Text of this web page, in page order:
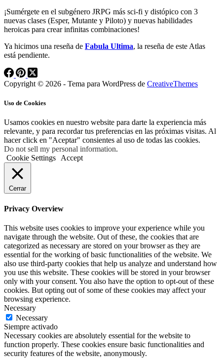
¡Sumérgete en el subgénero JRPG más sci-fi y distópico con 3
nuevas clases (Esper, Mutante y Piloto) y nuevas habilidades
heroicas para crear infinitas combinaciones!
Ya hicimos una reseña de Fabula Ultima, la reseña de este Atlas
está pendiente.
Copyright © 2026 - Tema para WordPress de CreativeThemes
Uso de Cookies
Usamos cookies en nuestro website para darte la experiencia más
relevante, y para recordar tus preferencias en las próximas visitas. Al
hacer click en "Aceptar" consientes al uso de todas las cookies.
Do not sell my personal information.
Cookie Settings Accept
Cerrar
Privacy Overview
This website uses cookies to improve your experience while you
navigate through the website. Out of these, the cookies that are
categorized as necessary are stored on your browser as they are
essential for the working of basic functionalities of the website. We
also use third-party cookies that help us analyze and understand how
you use this website. These cookies will be stored in your browser
only with your consent. You also have the option to opt-out of these
cookies. But opting out of some of these cookies may affect your
browsing experience.
Necessary
Necessary
Siempre activado
Necessary cookies are absolutely essential for the website to
function properly. These cookies ensure basic functionalities and
security features of the website, anonymously.